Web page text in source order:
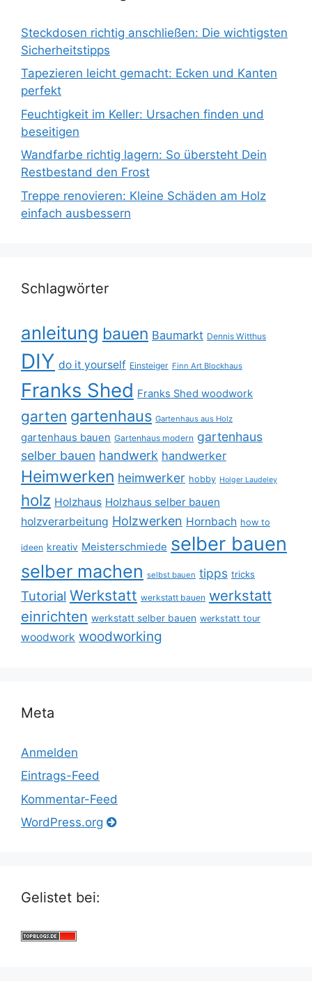
Steckdosen richtig anschließen: Die wichtigsten
Sicherheitstipps
Tapezieren leicht gemacht: Ecken und Kanten
perfekt
Feuchtigkeit im Keller: Ursachen finden und
beseitigen
Wandfarbe richtig lagern: So übersteht Dein
Restbestand den Frost
Treppe renovieren: Kleine Schäden am Holz
einfach ausbessern
Schlagwörter
anleitung bauen Baumarkt Dennis Witthus
DIY do it yourself Einsteiger Finn Art Blockhaus
Franks Shed Franks Shed woodwork
garten gartenhaus Gartenhaus aus Holz
gartenhaus bauen Gartenhaus modern gartenhaus
selber bauen handwerk handwerker
Heimwerken heimwerker hobby Holger Laudeley
holz Holzhaus Holzhaus selber bauen
holzverarbeitung Holzwerken Hornbach how to
ideen kreativ Meisterschmiede selber bauen
selber machen selbst bauen tipps tricks
Tutorial Werkstatt werkstatt bauen werkstatt
einrichten werkstatt selber bauen werkstatt tour
woodwork woodworking
Meta
Anmelden
Eintrags-Feed
Kommentar-Feed
WordPress.org
Gelistet bei: